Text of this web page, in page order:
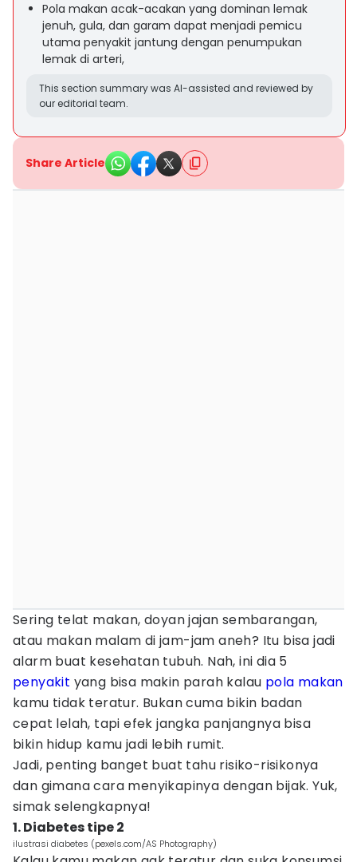
Pola makan acak-acakan yang dominan lemak
jenuh, gula, dan garam dapat menjadi pemicu
utama penyakit jantung dengan penumpukan
lemak di arteri,
This section summary was AI-assisted and reviewed by
our editorial team.
Share Article
Sering telat makan, doyan jajan sembarangan,
atau makan malam di jam-jam aneh? Itu bisa jadi
alarm buat kesehatan tubuh. Nah, ini dia 5
penyakit yang bisa makin parah kalau pola makan
kamu tidak teratur. Bukan cuma bikin badan
cepat lelah, tapi efek jangka panjangnya bisa
bikin hidup kamu jadi lebih rumit.
Jadi, penting banget buat tahu risiko-risikonya
dan gimana cara menyikapinya dengan bijak. Yuk,
simak selengkapnya!
1. Diabetes tipe 2
ilustrasi diabetes (pexels.com/AS Photography)